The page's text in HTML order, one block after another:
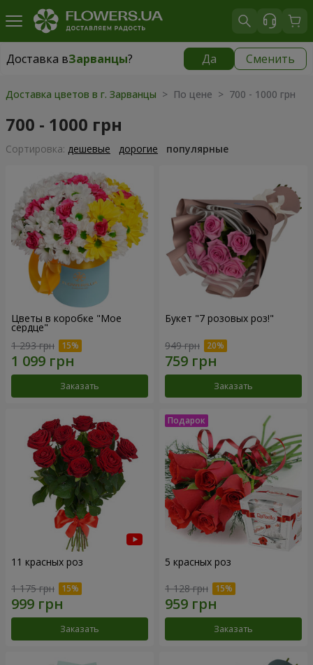
Доставка вЗарванцы? Да Сменить
Доставка вЗарванцы|
Доставка цветов в г. Зарванцы > По цене > 700 - 1000 грн
700 - 1000 грн
Cортировка: дешевые дорогие популярные
Цветы в коробке "Мое
сердце"
1 293 грн
Заказать
Букет "7 розовых роз!"
949 грн
Заказать
11 красных роз
1 175 грн
Заказать
5 красных роз
1 128 грн
Заказать